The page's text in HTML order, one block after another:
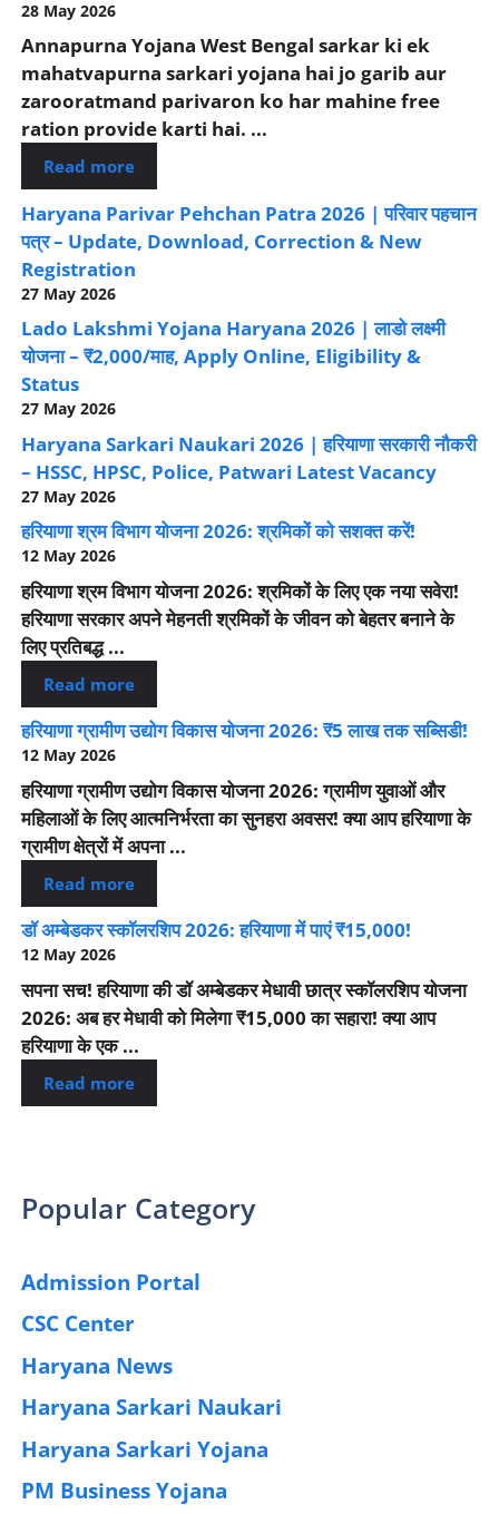
28 May 2026
Annapurna Yojana West Bengal sarkar ki ek
mahatvapurna sarkari yojana hai jo garib aur
zarooratmand parivaron ko har mahine free
ration provide karti hai. ...
Read more
Haryana Parivar Pehchan Patra 2026 | परिवार पहचान
पत्र – Update, Download, Correction & New
Registration
27 May 2026
Lado Lakshmi Yojana Haryana 2026 | लाडो लक्ष्मी
योजना – ₹2,000/माह, Apply Online, Eligibility &
Status
27 May 2026
Haryana Sarkari Naukari 2026 | हरियाणा सरकारी नौकरी
– HSSC, HPSC, Police, Patwari Latest Vacancy
27 May 2026
हरियाणा श्रम विभाग योजना 2026: श्रमिकों को सशक्त करें!
12 May 2026
हरियाणा श्रम विभाग योजना 2026: श्रमिकों के लिए एक नया सवेरा!
हरियाणा सरकार अपने मेहनती श्रमिकों के जीवन को बेहतर बनाने के
लिए प्रतिबद्ध ...
Read more
हरियाणा ग्रामीण उद्योग विकास योजना 2026: ₹5 लाख तक सब्सिडी!
12 May 2026
हरियाणा ग्रामीण उद्योग विकास योजना 2026: ग्रामीण युवाओं और
महिलाओं के लिए आत्मनिर्भरता का सुनहरा अवसर! क्या आप हरियाणा के
ग्रामीण क्षेत्रों में अपना ...
Read more
डॉ अम्बेडकर स्कॉलरशिप 2026: हरियाणा में पाएं ₹15,000!
12 May 2026
सपना सच! हरियाणा की डॉ अम्बेडकर मेधावी छात्र स्कॉलरशिप योजना
2026: अब हर मेधावी को मिलेगा ₹15,000 का सहारा! क्या आप
हरियाणा के एक ...
Read more
Popular Category
Admission Portal
CSC Center
Haryana News
Haryana Sarkari Naukari
Haryana Sarkari Yojana
PM Business Yojana